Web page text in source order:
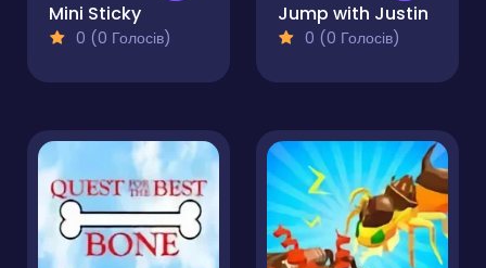
Mini Sticky
0 (0 Голосів)
Jump with Justin
0 (0 Голосів)